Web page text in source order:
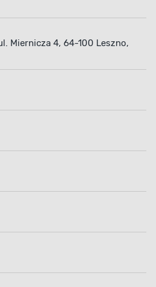
Miernicza 4, 64-100 Leszno,